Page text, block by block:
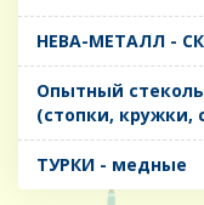
НЕВА-МЕТАЛЛ -
Опытный
(стопки, кружки,
ТУРКИ - медные